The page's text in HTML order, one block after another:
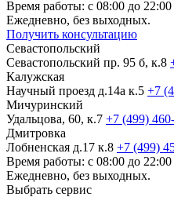
Время работы: с 08:00 до 22:00
Ежедневно, без выходных.
Получить консультацию
Севастопольский
Севастопольский пр. 95 б, к.8
Калужская
Научный проезд д.14а к.5 +7
Мичуринский
Удальцова, 60, к.7 +7 (499)
Дмитровка
Лобненская д.17 к.8 +7 (499)
Время работы: с 08:00 до 22:00
Ежедневно, без выходных.
Выбрать сервис